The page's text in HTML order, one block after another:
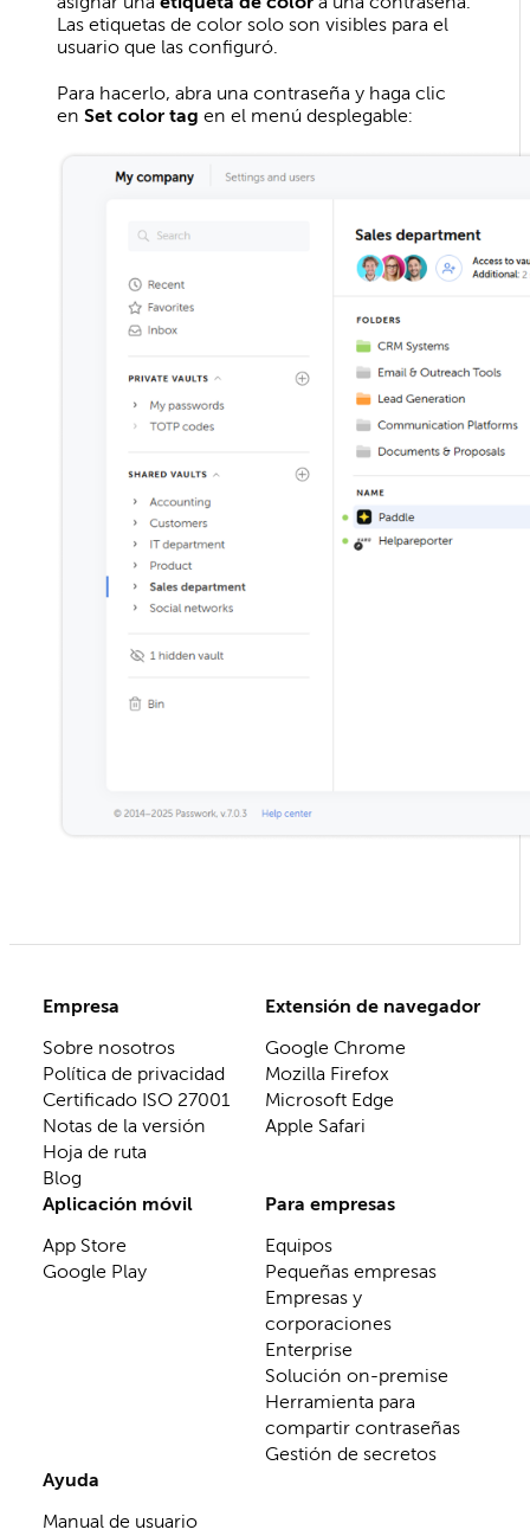
Las etiquetas de color solo son visibles para el
usuario que las configuró.
Para hacerlo, abra una contraseña y haga clic
en Set color tag en el menú desplegable:
Empresa
Sobre nosotros
Política de privacidad
Certificado ISO 27001
Notas de la versión
Hoja de ruta
Blog
Extensión de navegador
Google Chrome
Mozilla Firefox
Microsoft Edge
Apple Safari
Aplicación móvil
App Store
Google Play
Para empresas
Equipos
Pequeñas empresas
Empresas y
corporaciones
Enterprise
Solución on-premise
Herramienta para
compartir contraseñas
Gestión de secretos
Ayuda
Manual de usuario